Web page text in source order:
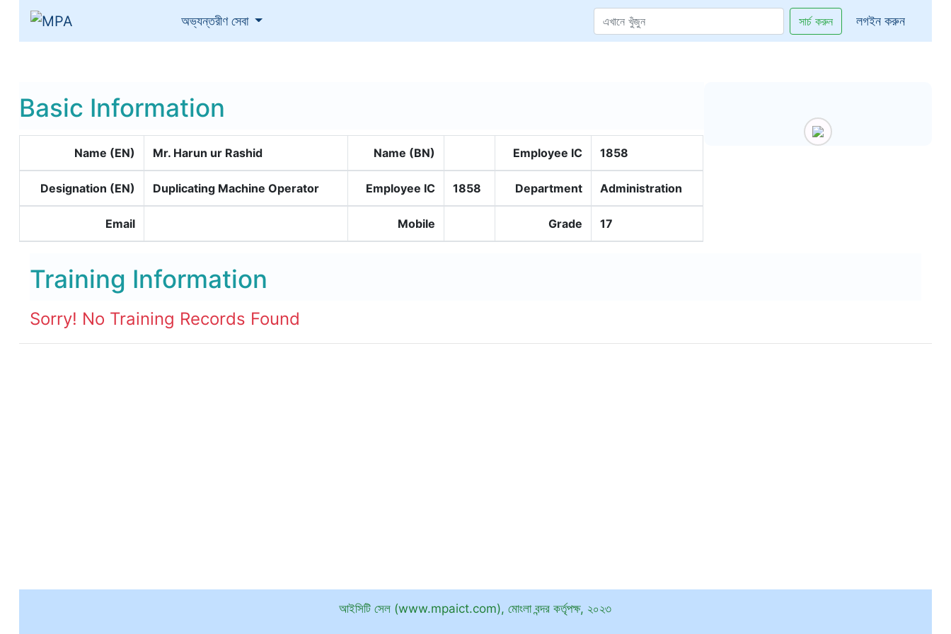
অভ্যন্তরীণ সেবা (current) সার্চ করুন লগইন করুন
Basic Information
Name (EN) Mr. Harun ur Rashid Name (BN) Employee IC 1858
Designation (EN) Duplicating Machine Operator Employee IC 1858 Department Administration
Email Mobile Grade 17
Training Information
Sorry! No Training Records Found
আইসিটি সেল (www.mpaict.com), মোংলা বন্দর কর্তৃপক্ষ, ২০২৩